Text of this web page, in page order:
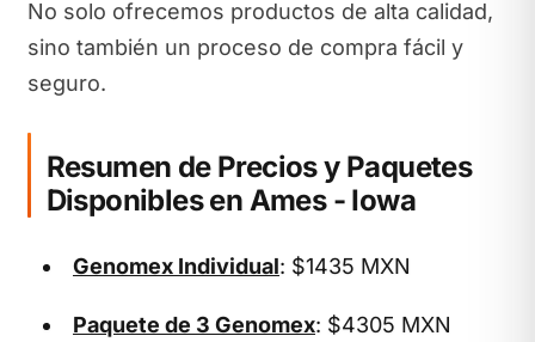
No solo ofrecemos productos de alta calidad,
sino también un proceso de compra fácil y
seguro.
Resumen de Precios y Paquetes
Disponibles en Ames - Iowa
Genomex Individual: $1435 MXN
Paquete de 3 Genomex: $4305 MXN